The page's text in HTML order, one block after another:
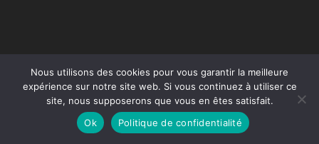
Nous utilisons des cookies pour vous garantir la meilleure
expérience sur notre site web. Si vous continuez à utiliser ce
site, nous supposerons que vous en êtes satisfait.
Ok
Politique de confidentialité